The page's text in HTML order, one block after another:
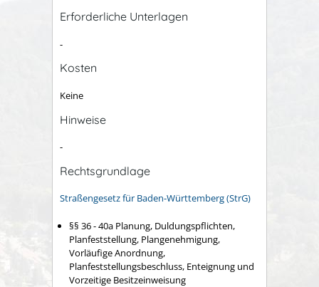
Erforderliche Unterlagen
-
Kosten
Keine
Hinweise
-
Rechtsgrundlage
Straßengesetz für Baden-Württemberg (StrG)
§§ 36 - 40a Planung, Duldungspflichten,
Planfeststellung, Plangenehmigung,
Vorläufige Anordnung,
Planfeststellungsbeschluss, Enteignung und
Vorzeitige Besitzeinweisung